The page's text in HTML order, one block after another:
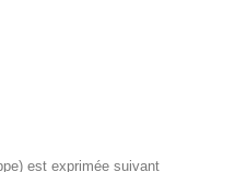
est exprimée suivant